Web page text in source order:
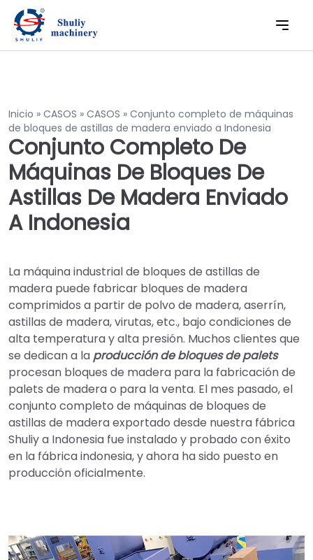
Inicio » CASOS » CASOS » Conjunto completo de máquinas
de bloques de astillas de madera enviado a Indonesia
Conjunto Completo De
Máquinas De Bloques De
Astillas De Madera Enviado
A Indonesia
La máquina industrial de bloques de astillas de
madera puede fabricar bloques de madera
comprimidos a partir de polvo de madera, aserrín,
astillas de madera, virutas, etc., bajo condiciones de
alta temperatura y alta presión. Muchos clientes que
se dedican a la producción de bloques de palets
procesan bloques de madera para la fabricación de
palets de madera o para la venta. El mes pasado, el
conjunto completo de máquinas de bloques de
astillas de madera exportado desde nuestra fábrica
Shuliy a Indonesia fue instalado y probado con éxito
en la fábrica indonesia, y ahora ha sido puesto en
producción oficialmente.